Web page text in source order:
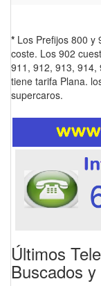
* Los Prefijos 800 y
coste. Los 902
911, 912, 913, 914,
tiene tarifa Plana.
supercaros.
Últimos
Buscados